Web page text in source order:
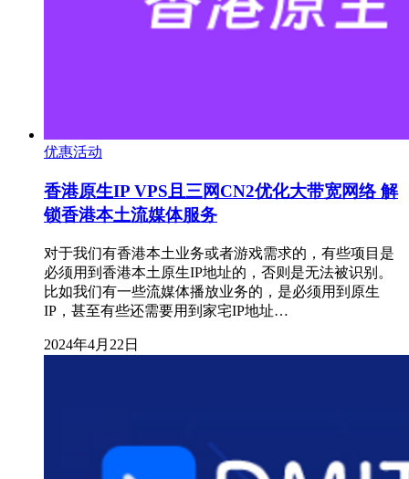
优惠活动
香港原生IP VPS且三网CN2优化大带宽网络 解
锁香港本土流媒体服务
对于我们有香港本土业务或者游戏需求的，有些项目是
必须用到香港本土原生IP地址的，否则是无法被识别。
比如我们有一些流媒体播放业务的，是必须用到原生
IP，甚至有些还需要用到家宅IP地址…
2024年4月22日